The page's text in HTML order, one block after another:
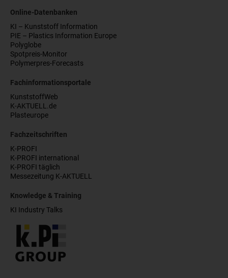
Online-Datenbanken
KI – Kunststoff Information
PIE – Plastics Information Europe
Polyglobe
Spotpreis-Monitor
Polymerpres-Forecasts
Fachinformationsportale
KunststoffWeb
K-AKTUELL.de
Plasteurope
Fachzeitschriften
K-PROFI
K-PROFI international
K-PROFI täglich
Messezeitung K-AKTUELL
Knowledge & Training
KI Industry Talks